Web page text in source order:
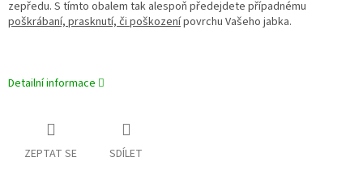
zepředu. S tímto obalem tak alespoň předejdete případnému
poškrábaní, prasknutí, či poškozenípovrchu Vašeho jabka.
Detailní informace
ZEPTAT SE SDÍLET